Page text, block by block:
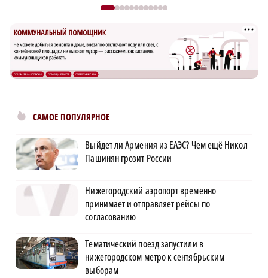
САМОЕ ПОПУЛЯРНОЕ
Выйдет ли Армения из ЕАЭС? Чем ещё Никол
Пашинян грозит России
Нижегородский аэропорт временно
принимает и отправляет рейсы по
согласованию
Тематический поезд запустили в
нижегородском метро к сентябрьским
выборам